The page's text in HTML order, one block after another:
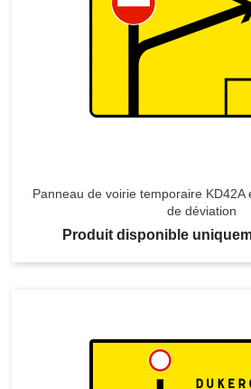
Panneau de voirie temporaire KD42A
de déviation
Produit disponible